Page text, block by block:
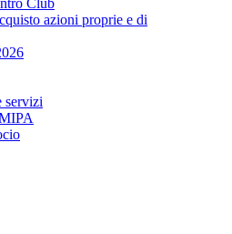
Club
azioni proprie e di
servizi